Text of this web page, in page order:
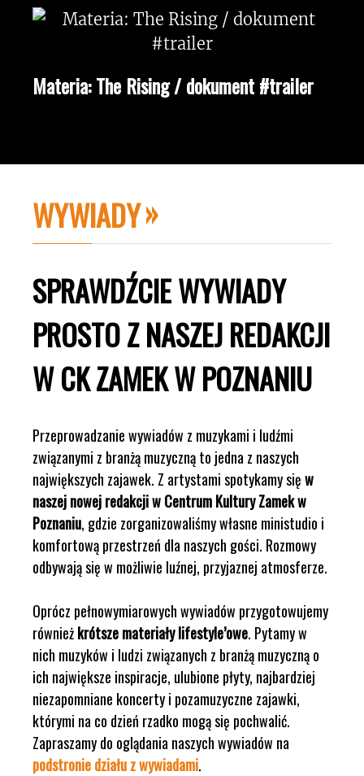
Materia: The Rising / dokument #trailer
WYWIADY
SPRAWDŹCIE WYWIADY
PROSTO Z NASZEJ REDAKCJI
W CK ZAMEK W POZNANIU
Przeprowadzanie wywiadów z muzykami i ludźmi
związanymi z branżą muzyczną to jedna z naszych
największych zajawek. Z artystami spotykamy sięw
naszej nowej redakcji w Centrum Kultury Zamek w
Poznaniu, gdzie zorganizowaliśmy własne ministudio i
komfortową przestrzeń dla naszych gości. Rozmowy
odbywają się w możliwie luźnej, przyjaznej atmosferze.
Oprócz pełnowymiarowych wywiadów przygotowujemy
równieżkrótsze materiały lifestyle’owe. Pytamy w
nich muzyków i ludzi związanych z branżą muzyczną o
ich największe inspiracje, ulubione płyty, najbardziej
niezapomniane koncerty i pozamuzyczne zajawki,
którymi na co dzień rzadko mogą się pochwalić.
Zapraszamy do oglądania naszych wywiadów na
podstronie działu z wywiadami.